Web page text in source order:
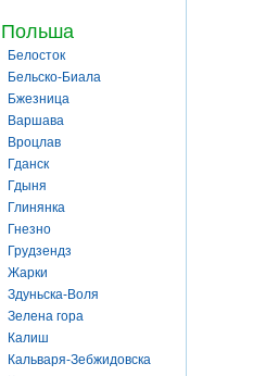
Польша
Белосток
Бельско-Биала
Бжезница
Варшава
Вроцлав
Гданск
Гдыня
Глинянка
Гнезно
Грудзендз
Жарки
Здуньска-Воля
Зелена гора
Калиш
Кальваря-Зебжидовска